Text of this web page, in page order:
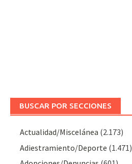
BUSCAR POR SECCIONES
Actualidad/Miscelánea (2.173)
Adiestramiento/Deporte (1.471)